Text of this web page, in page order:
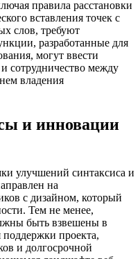
с кодовыми
переход для проектов,
не менее, точные
правила расстановки
вставления точек с
слов, требуют
разработанные для
могут ввести
владения
улучшений синтаксиса и
на
с дизайном, который
Тем не менее,